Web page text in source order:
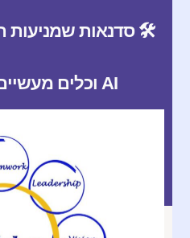
🛠️ סדנאות שמניעות
AI וכלים מעשיים לעידן החדש